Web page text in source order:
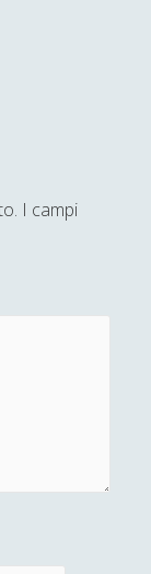
I campi